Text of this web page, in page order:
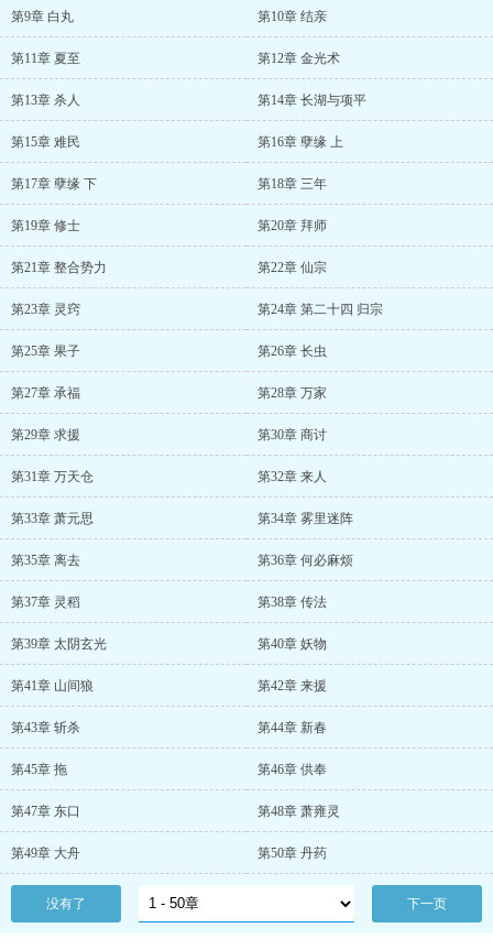
第9章 白丸 第10章 结亲
第11章 夏至 第12章 金光术
第13章 杀人 第14章 长湖与项平
第15章 难民 第16章 孽缘 上
第17章 孽缘 下 第18章 三年
第19章 修士 第20章 拜师
第21章 整合势力 第22章 仙宗
第23章 灵窍 第24章 第二十四 归宗
第25章 果子 第26章 长虫
第27章 承福 第28章 万家
第29章 求援 第30章 商讨
第31章 万天仓 第32章 来人
第33章 萧元思 第34章 雾里迷阵
第35章 离去 第36章 何必麻烦
第37章 灵稻 第38章 传法
第39章 太阴玄光 第40章 妖物
第41章 山间狼 第42章 来援
第43章 斩杀 第44章 新春
第45章 拖 第46章 供奉
第47章 东口 第48章 萧雍灵
第49章 大舟 第50章 丹药
没有了 下一页